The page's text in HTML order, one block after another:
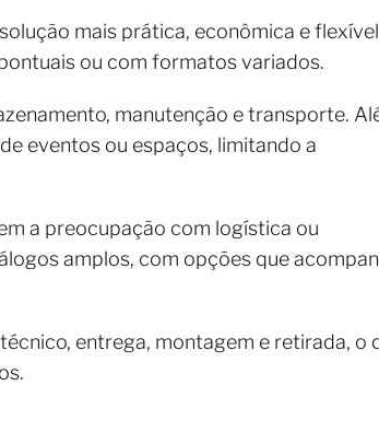
mais prática, econômica e
ou com formatos variados.
manutenção e transporte.
eventos ou espaços, limitando a
a preocupação com logística ou
amplos, com opções que
entrega, montagem e retirada, o